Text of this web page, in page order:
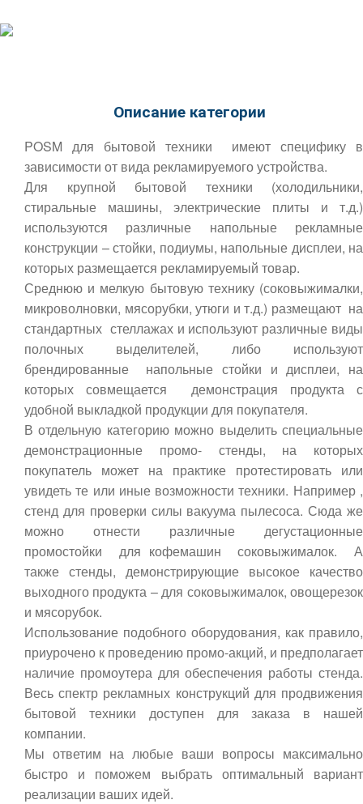
Описание категории
POSM для бытовой техники имеют специфику в
зависимости от вида рекламируемого устройства.
Для крупной бытовой техники (холодильники,
стиральные машины, электрические плиты и т.д.)
используются различные напольные рекламные
конструкции – стойки, подиумы, напольные дисплеи, на
которых размещается рекламируемый товар.
Среднюю и мелкую бытовую технику (соковыжималки,
микроволновки, мясорубки, утюги и т.д.) размещают на
стандартных стеллажах и используют различные виды
полочных выделителей, либо используют
брендированные напольные стойки и дисплеи, на
которых совмещается демонстрация продукта с
удобной выкладкой продукции для покупателя.
В отдельную категорию можно выделить специальные
демонстрационные промо- стенды, на которых
покупатель может на практике протестировать или
увидеть те или иные возможности техники. Например ,
стенд для проверки силы вакуума пылесоса. Сюда же
можно отнести различные дегустационные
промостойки для кофемашин соковыжималок. А
также стенды, демонстрирующие высокое качество
выходного продукта – для соковыжималок, овощерезок
и мясорубок.
Использование подобного оборудования, как правило,
приурочено к проведению промо-акций, и предполагает
наличие промоутера для обеспечения работы стенда.
Весь спектр рекламных конструкций для продвижения
бытовой техники доступен для заказа в нашей
компании.
Мы ответим на любые ваши вопросы максимально
быстро и поможем выбрать оптимальный вариант
реализации ваших идей.